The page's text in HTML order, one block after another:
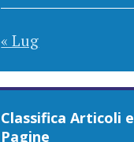
« Lug
Classifica Articoli e
Pagine